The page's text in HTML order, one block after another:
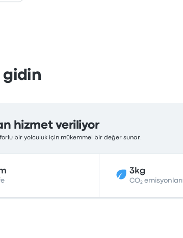
gidin
hizmet veriliyor
bir yolculuk için mükemmel bir değer sunar.
3kg
CO₂ emisyonları